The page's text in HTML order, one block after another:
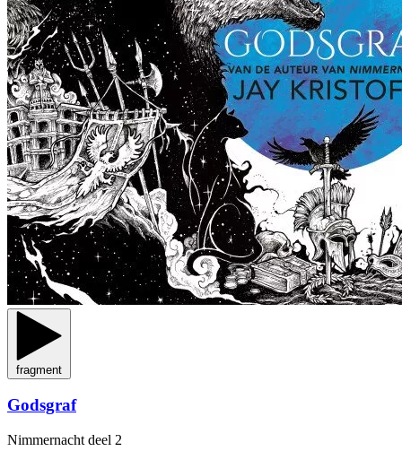
fragment
Godsgraf
Nimmernacht deel 2